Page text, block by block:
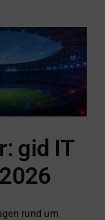
gid IT
rund um